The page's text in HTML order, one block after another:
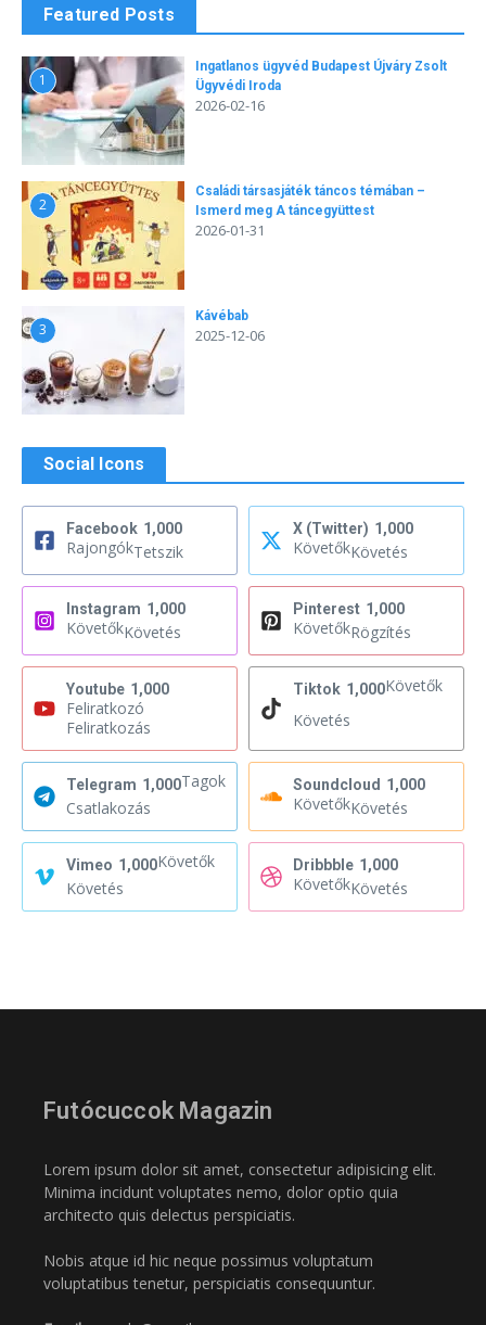
Featured Posts
1
Ingatlanos ügyvéd Budapest Újváry Zsolt
Ügyvédi Iroda
2026-02-16
2
Családi társasjáték táncos témában –
Ismerd meg A táncegyüttest
2026-01-31
3
Kávébab
2025-12-06
Social Icons
Facebook 1,000
RajongókTetszik
X (Twitter) 1,000
KövetőkKövetés
Instagram 1,000
KövetőkKövetés
Pinterest 1,000
KövetőkRögzítés
Youtube 1,000
Feliratkozó
Feliratkozás
Tiktok 1,000Követők
Követés
Telegram 1,000Tagok
Csatlakozás
Soundcloud 1,000
KövetőkKövetés
Vimeo 1,000Követők
Követés
Dribbble 1,000
KövetőkKövetés
Futócuccok Magazin
Lorem ipsum dolor sit amet, consectetur adipisicing elit.
Minima incidunt voluptates nemo, dolor optio quia
architecto quis delectus perspiciatis.
Nobis atque id hic neque possimus voluptatum
voluptatibus tenetur, perspiciatis consequuntur.